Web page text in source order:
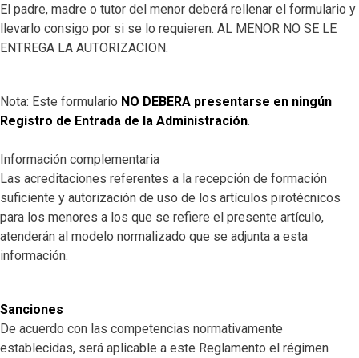
El padre, madre o tutor del menor deberá rellenar el formulario y
llevarlo consigo por si se lo requieren. AL MENOR NO SE LE
ENTREGA LA AUTORIZACION.
Nota: Este formulario NO DEBERA presentarse en ningún
Registro de Entrada de la Administración.
Información complementaria
Las acreditaciones referentes a la recepción de formación
suficiente y autorización de uso de los artículos pirotécnicos
para los menores a los que se refiere el presente artículo,
atenderán al modelo normalizado que se adjunta a esta
información.
Sanciones
De acuerdo con las competencias normativamente
establecidas, será aplicable a este Reglamento el régimen